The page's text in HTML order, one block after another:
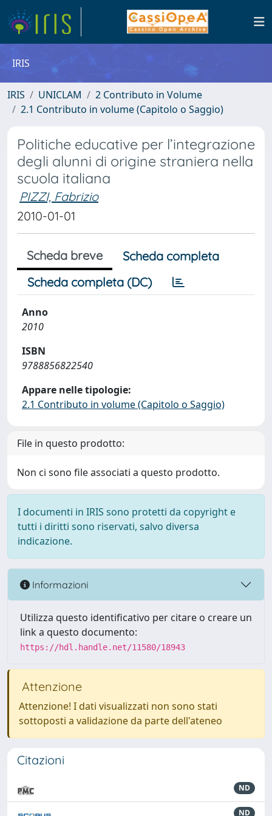
IRIS
IRIS UNICLAM
2 Contributo in Volume
2.1 Contributo in volume (Capitolo o Saggio)
Politiche educative per l’integrazione
degli alunni di origine straniera nella
scuola italiana
PIZZI, Fabrizio
2010-01-01
Scheda breve
Scheda completa
Scheda completa (DC)
Anno
2010
ISBN
9788856822540
Appare nelle tipologie:
2.1 Contributo in volume (Capitolo o Saggio)
File in questo prodotto:
Non ci sono file associati a questo prodotto.
I documenti in IRIS sono protetti da copyright e
tutti i diritti sono riservati, salvo diversa
indicazione.
Informazioni
Utilizza questo identificativo per citare o creare un
link a questo documento:
https://hdl.handle.net/11580/18943
Attenzione
Attenzione! I dati visualizzati non sono stati
sottoposti a validazione da parte dell'ateneo
Citazioni
ND
ND